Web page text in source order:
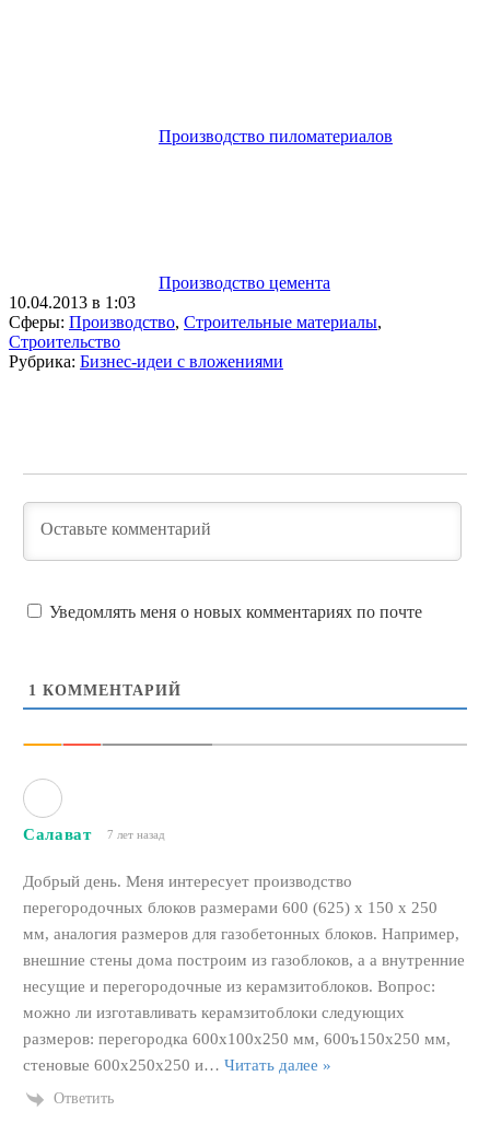
Производство пиломатериалов
Производство цемента
10.04.2013 в 1:03
Сферы: Производство, Строительные материалы,
Строительство
Рубрика: Бизнес-идеи с вложениями
Уведомлять меня о новых комментариях по почте
1 КОММЕНТАРИЙ
Салават 7 лет назад
Добрый день. Меня интересует производство
перегородочных блоков размерами 600 (625) х 150 х 250
мм, аналогия размеров для газобетонных блоков. Например,
внешние стены дома построим из газоблоков, а а внутренние
несущие и перегородочные из керамзитоблоков. Вопрос:
можно ли изготавливать керамзитоблоки следующих
размеров: перегородка 600х100х250 мм, 600ъ150х250 мм,
стеновые 600х250х250 и… Читать далее »
Ответить